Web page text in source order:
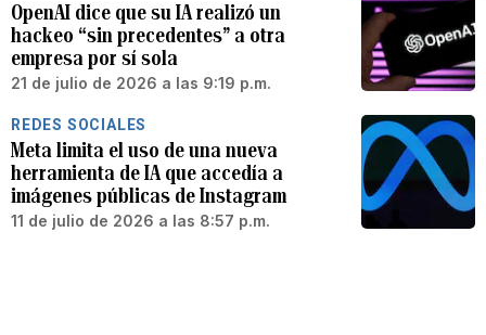
OpenAI dice que su IA realizó un
hackeo “sin precedentes” a otra
empresa por sí sola
21 de julio de 2026 a las 9:19 p.m.
REDES SOCIALES
Meta limita el uso de una nueva
herramienta de IA que accedía a
imágenes públicas de Instagram
11 de julio de 2026 a las 8:57 p.m.